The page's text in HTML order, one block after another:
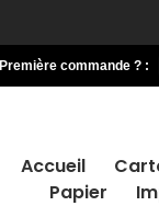
Première commande ? :
Accueil
Papier